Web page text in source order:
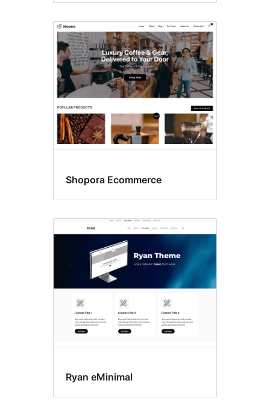
Shopora Ecommerce
Ryan eMinimal